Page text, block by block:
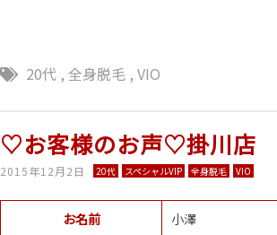
20代 ,全身脱毛 ,VIO
♡お客様のお声♡掛川店
2015年12月2日 20代 スペシャルVIP 全身脱毛 VIO
お名前 小澤